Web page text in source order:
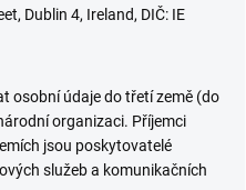
Dublin 4, Ireland, DIČ: IE
osobní údaje do třetí země (do
organizaci. Příjemci
jsou poskytovatelé
služeb a komunikačních